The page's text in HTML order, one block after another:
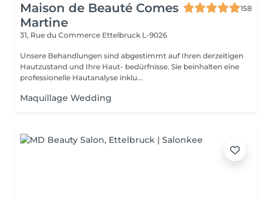
Maison de Beauté Comes
Martine
158
31, Rue du Commerce Ettelbruck L-9026
Unsere Behandlungen sind abgestimmt auf Ihren derzeitigen
Hautzustand und Ihre Haut- bedürfnisse. Sie beinhalten eine
professionelle Hautanalyse inklu...
Maquillage Wedding